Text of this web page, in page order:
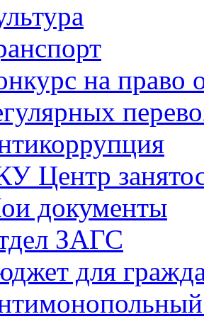
на право
Центр
документы
ЗАГС
для